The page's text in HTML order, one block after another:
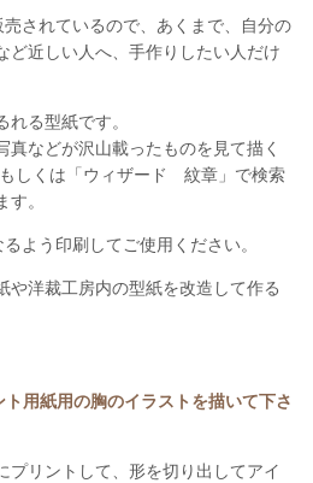
されているので、あくまで、自分の
ど近しい人へ、手作りしたい人だけ
れる型紙です。
などが沢山載ったものを見て描く
しくは「ウィザード 紋章」で検索
。
よう印刷してご使用ください。
や洋裁工房内の型紙を改造して作る
用紙用の胸のイラストを描いて下さ
プリントして、形を切り出してアイ